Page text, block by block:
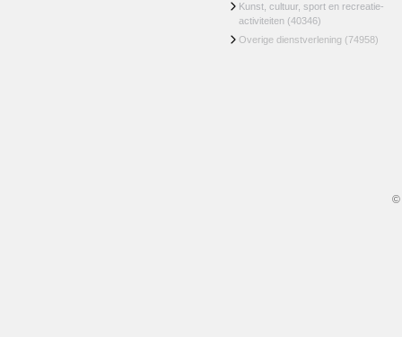
Kunst, cultuur, sport en recreatie-
activiteiten (40346)
Overige dienstverlening (74958)
©